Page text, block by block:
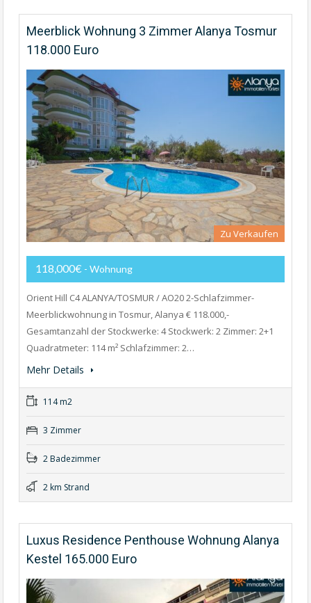
Meerblick Wohnung 3 Zimmer Alanya Tosmur
118.000 Euro
Zu Verkaufen
118,000€ - Wohnung
Orient Hill C4 ALANYA/TOSMUR / AO20 2-Schlafzimmer-
Meerblickwohnung in Tosmur, Alanya € 118.000,-
Gesamtanzahl der Stockwerke: 4 Stockwerk: 2 Zimmer: 2+1
Quadratmeter: 114 m² Schlafzimmer: 2…
Mehr Details
114 m2
3 Zimmer
2 Badezimmer
2 km Strand
Luxus Residence Penthouse Wohnung Alanya
Kestel 165.000 Euro